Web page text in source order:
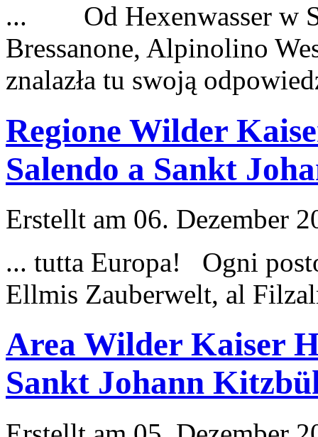
... Od Hexenwasser w
Bressanone, Alpinolino
znalazła tu swoją
Regione Wilder
Salendo a Sankt
Erstellt am 06. Dezember
... tutta Europa! Ogni
Ellmis Zauberwelt, al
Area Wilder Kaiser
Sankt Johann